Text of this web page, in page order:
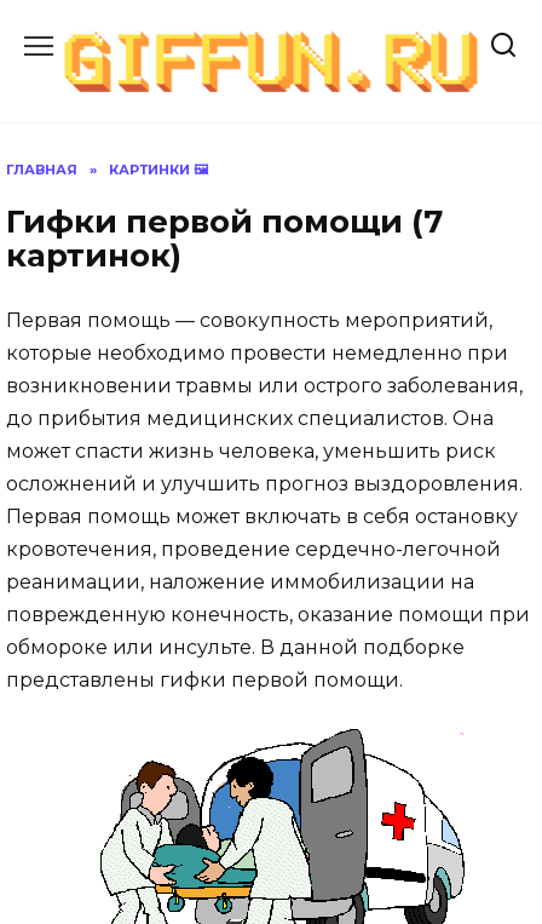
содержанию
ГЛАВНАЯ » КАРТИНКИ 🖼
Гифки первой помощи (7
картинок)
Первая помощь — совокупность мероприятий,
которые необходимо провести немедленно при
возникновении травмы или острого заболевания,
до прибытия медицинских специалистов. Она
может спасти жизнь человека, уменьшить риск
осложнений и улучшить прогноз выздоровления.
Первая помощь может включать в себя остановку
кровотечения, проведение сердечно-легочной
реанимации, наложение иммобилизации на
поврежденную конечность, оказание помощи при
обмороке или инсульте. В данной подборке
представлены гифки первой помощи.